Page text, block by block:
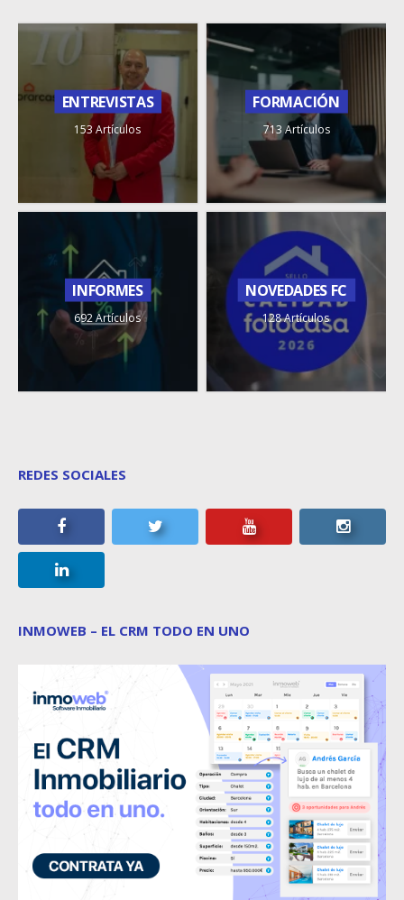
ENTREVISTAS
153 Artículos
FORMACIÓN
713 Artículos
INFORMES
692 Artículos
NOVEDADES FC
128 Artículos
REDES SOCIALES
INMOWEB – EL CRM TODO EN UNO